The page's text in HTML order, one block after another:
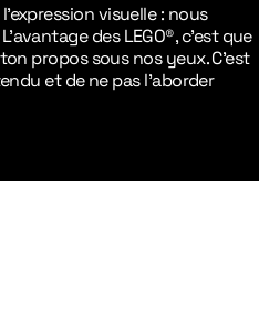
visuelle : nous
des LEGO®, c’est que
propos sous nos yeux. C’est
et de ne pas l’aborder